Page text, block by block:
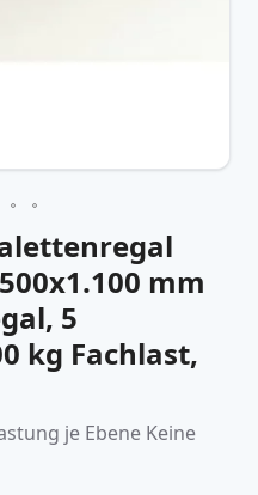
mm
5
kg Fachlast,
je Ebene Keine